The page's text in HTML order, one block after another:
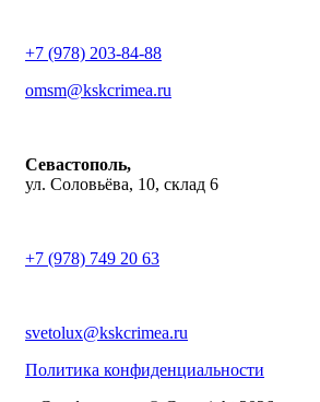
+7 (978) 203-84-88
omsm@kskcrimea.ru
Севастополь,
ул. Соловьёва, 10, склад 6
+7 (978) 749 20 63
svetolux@kskcrimea.ru
Политика конфиденциальности